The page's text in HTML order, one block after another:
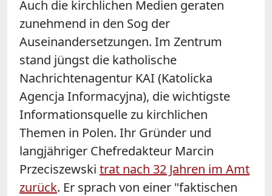
Auch die kirchlichen Medien geraten
zunehmend in den Sog der
Auseinandersetzungen. Im Zentrum
stand jüngst die katholische
Nachrichtenagentur KAI (Katolicka
Agencja Informacyjna), die wichtigste
Informationsquelle zu kirchlichen
Themen in Polen. Ihr Gründer und
langjähriger Chefredakteur Marcin
Przeciszewski trat nach 32 Jahren im Amt
zurück. Er sprach von einer "faktischen